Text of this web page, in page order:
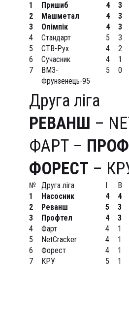
1 Пришиб 4 3
2
Машметал 4 3
3
Олімпік 4 3
4
Стандарт 5 3
5
СТВ-Рух 4 2
6
Сучасник 4 1
7
ВМЗ-
Фрунзенець-95
5 0
Друга ліга
РЕВАНШ –
ФАРТ –
ФОРЕСТ –
№ Друга ліга І В
1
Насосник 4 4
2
Реванш 5 3
3
Профтел 4 3
4
Фарт 4 1
5
NetCracker 4 1
6
Форест 4 1
7
КРУ 5 1